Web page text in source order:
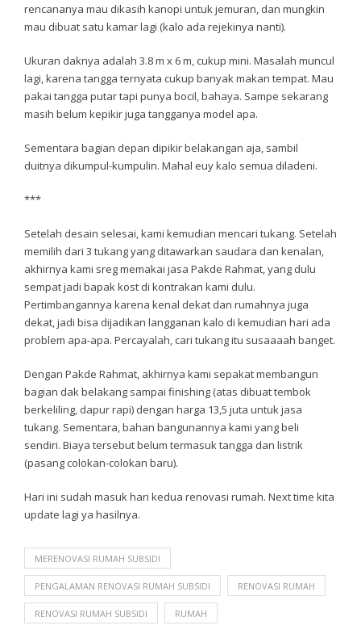
rencananya mau dikasih kanopi untuk jemuran, dan mungkin
mau dibuat satu kamar lagi (kalo ada rejekinya nanti).
Ukuran daknya adalah 3.8 m x 6 m, cukup mini. Masalah muncul
lagi, karena tangga ternyata cukup banyak makan tempat. Mau
pakai tangga putar tapi punya bocil, bahaya. Sampe sekarang
masih belum kepikir juga tangganya model apa.
Sementara bagian depan dipikir belakangan aja, sambil
duitnya dikumpul-kumpulin. Mahal euy kalo semua diladeni.
***
Setelah desain selesai, kami kemudian mencari tukang. Setelah
memilih dari 3 tukang yang ditawarkan saudara dan kenalan,
akhirnya kami sreg memakai jasa Pakde Rahmat, yang dulu
sempat jadi bapak kost di kontrakan kami dulu.
Pertimbangannya karena kenal dekat dan rumahnya juga
dekat, jadi bisa dijadikan langganan kalo di kemudian hari ada
problem apa-apa. Percayalah, cari tukang itu susaaaah banget.
Dengan Pakde Rahmat, akhirnya kami sepakat membangun
bagian dak belakang sampai finishing (atas dibuat tembok
berkeliling, dapur rapi) dengan harga 13,5 juta untuk jasa
tukang. Sementara, bahan bangunannya kami yang beli
sendiri. Biaya tersebut belum termasuk tangga dan listrik
(pasang colokan-colokan baru).
Hari ini sudah masuk hari kedua renovasi rumah. Next time kita
update lagi ya hasilnya.
MERENOVASI RUMAH SUBSIDI
PENGALAMAN RENOVASI RUMAH SUBSIDI RENOVASI RUMAH
RENOVASI RUMAH SUBSIDI RUMAH